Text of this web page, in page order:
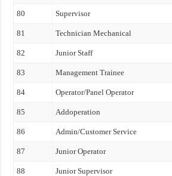
80 Supervisor
81 Technician Mechanical
82 Junior Staff
83 Management Trainee
84 Operator/Panel Operator
85 Addoperation
86 Admin/Customer Service
87 Junior Operator
88 Junior Supervisor